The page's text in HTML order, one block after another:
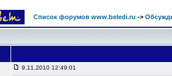
Список форумов www.beledi.ru ->
9.11.2010 12:49:01